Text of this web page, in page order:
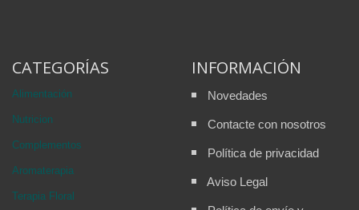
CATEGORÍAS
Alimentación
Nutricion
Complementos
Aromaterapia
Terapia Floral
INFORMACIÓN
Novedades
Contacte con nosotros
Política de privacidad
Aviso Legal